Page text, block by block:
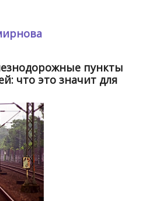
пункты
что это значит для